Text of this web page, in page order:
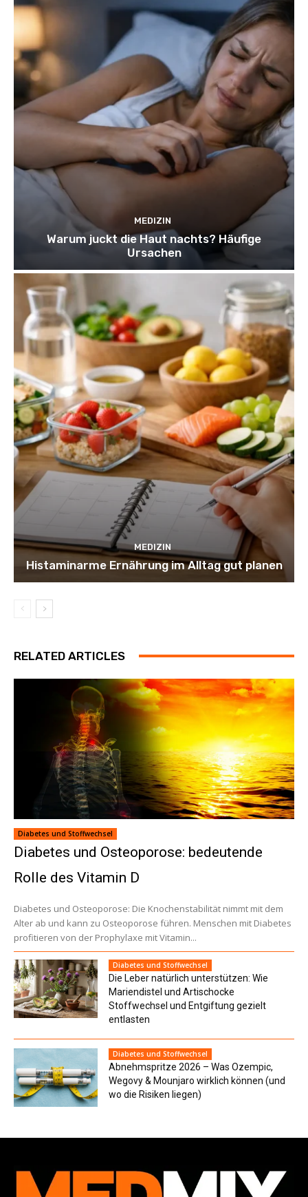
MEDIZIN
Warum juckt die Haut nachts? Häufige
Ursachen
MEDIZIN
Histaminarme Ernährung im Alltag gut planen
RELATED ARTICLES
Diabetes und Stoffwechsel
Diabetes und Osteoporose: bedeutende
Rolle des Vitamin D
Diabetes und Osteoporose: Die Knochenstabilität nimmt mit dem
Alter ab und kann zu Osteoporose führen. Menschen mit Diabetes
profitieren von der Prophylaxe mit Vitamin...
Diabetes und Stoffwechsel
Die Leber natürlich unterstützen: Wie
Mariendistel und Artischocke
Stoffwechsel und Entgiftung gezielt
entlasten
Diabetes und Stoffwechsel
Abnehmspritze 2026 – Was Ozempic,
Wegovy & Mounjaro wirklich können (und
wo die Risiken liegen)